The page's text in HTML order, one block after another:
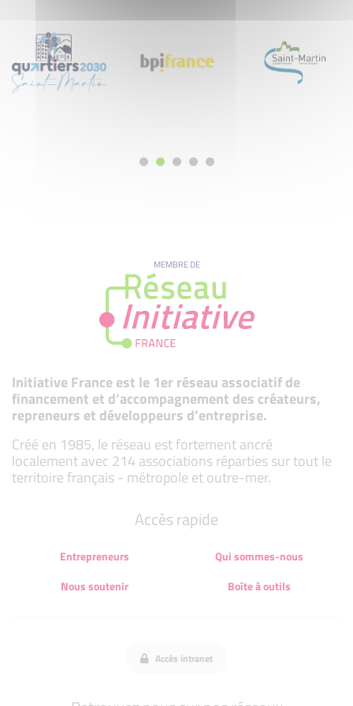
MEMBRE DE
Initiative France est le 1er réseau associatif de
financement et d’accompagnement des créateurs,
repreneurs et développeurs d’entreprise.
Créé en 1985, le réseau est fortement ancré
localement avec 214 associations réparties sur tout le
territoire français - métropole et outre-mer.
Accès rapide
Entrepreneurs
Qui sommes-nous
Nous soutenir
Boîte à outils
Accès intranet